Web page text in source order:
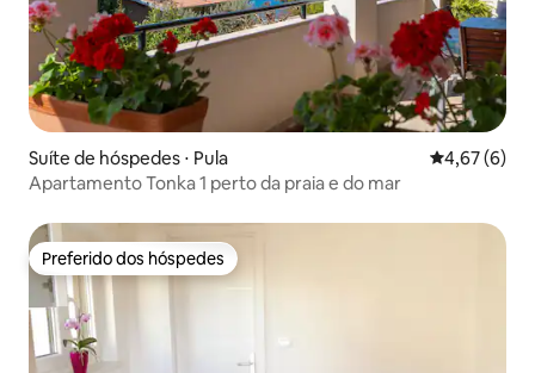
Suíte de hóspedes ⋅ Pula 4,67 de uma
4,67 (6)
Apartamento Tonka 1 perto da praia e do mar
Preferido dos hóspedes
Preferido dos hóspedes